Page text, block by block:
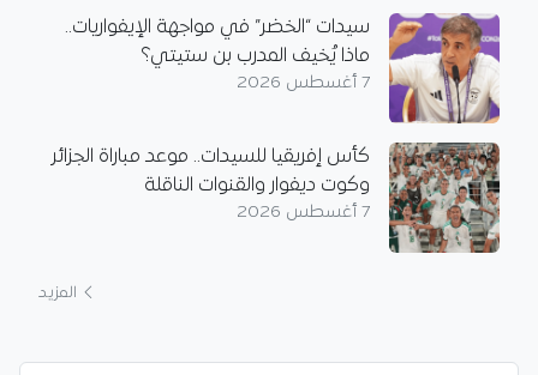
سيدات “الخضر” في مواجهة الإيفواريات..
ماذا يُخيف المدرب بن ستيتي؟
7 أغسطس 2026
كأس إفريقيا للسيدات.. موعد مباراة الجزائر
وكوت ديفوار والقنوات الناقلة
7 أغسطس 2026
المزيد